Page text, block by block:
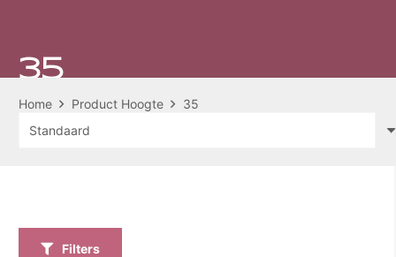
35
Home Product Hoogte 35
Filters